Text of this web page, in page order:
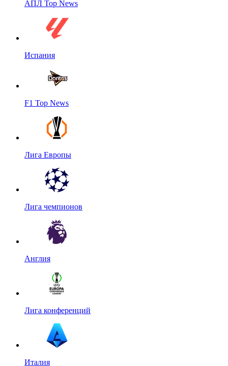
АПЛ Top News
Испания
F1 Top News
Лига Европы
Лига чемпионов
Англия
Лига конференций
Италия